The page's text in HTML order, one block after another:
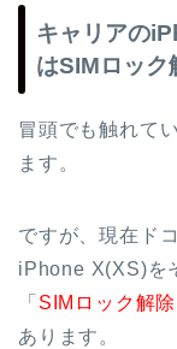
キャリアの
はSIMロック
冒頭でも触れて
ます。
ですが、現在ド
iPhone X(XS)を
「 SIMロック解除
あります。